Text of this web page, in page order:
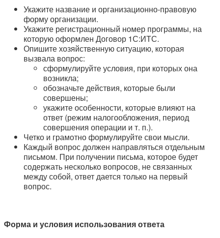
Укажите название и организационно-правовую
форму организации.
Укажите регистрационный номер программы, на
которую оформлен Договор 1С:ИТС.
Опишите хозяйственную ситуацию, которая
вызвала вопрос:
сформулируйте условия, при которых она
возникла;
обозначьте действия, которые были
совершены;
укажите особенности, которые влияют на
ответ (режим налогообложения, период
совершения операции и т. п.).
Четко и грамотно формулируйте свои мысли.
Каждый вопрос должен направляться отдельным
письмом. При получении письма, которое будет
содержать несколько вопросов, не связанных
между собой, ответ дается только на первый
вопрос.
Форма и условия использования ответа